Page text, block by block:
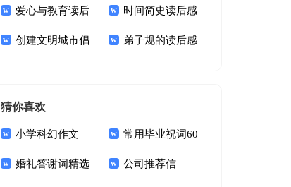
感1500字 15篇
爱心与教育读后
感
时间简史读后感
10篇
创建文明城市倡 弟子规的读后感
猜你喜欢
小学科幻作文 常用毕业祝词60
句
婚礼答谢词精选 公司推荐信